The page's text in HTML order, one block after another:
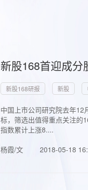
新股168首迎成
新股168研报 新股
中国上市公司研究院去年
标，筛选出值得重点关注的
指数累计上涨8....
杨霞/文
2018-05-18